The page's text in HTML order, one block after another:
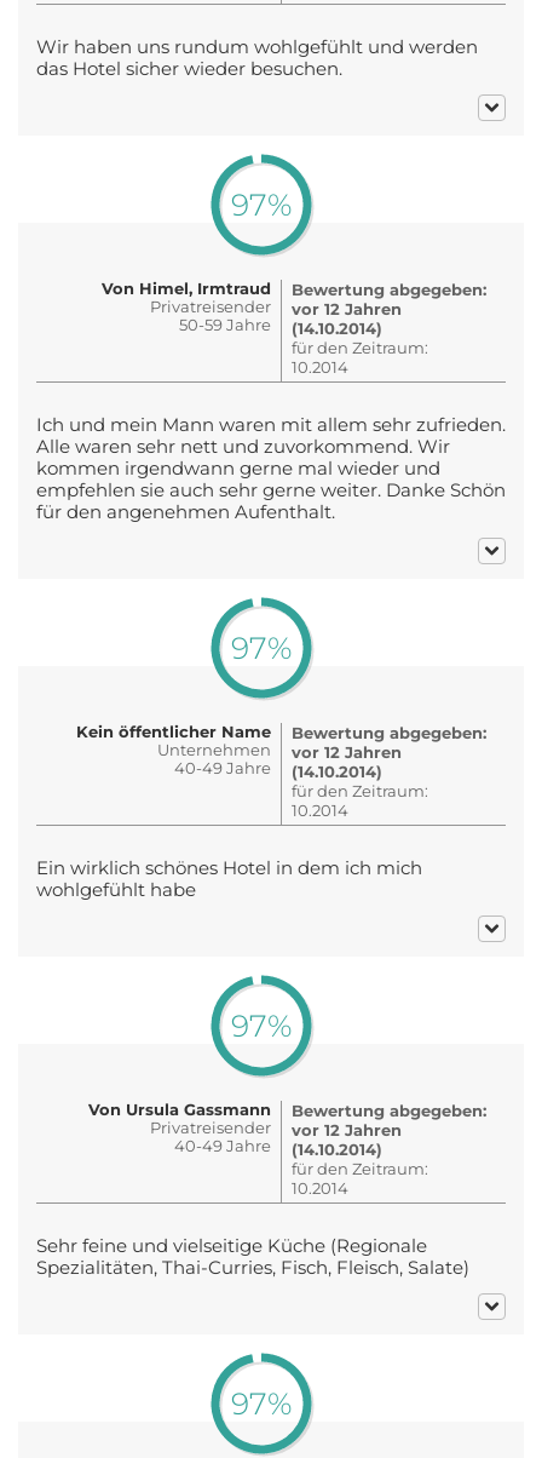
Wir haben uns rundum wohlgefühlt und werden
das Hotel sicher wieder besuchen.
97%
Von Himel, Irmtraud
Privatreisender
50-59 Jahre
Bewertung abgegeben:
vor 12 Jahren
(14.10.2014)
für den Zeitraum:
10.2014
Ich und mein Mann waren mit allem sehr zufrieden.
Alle waren sehr nett und zuvorkommend. Wir
kommen irgendwann gerne mal wieder und
empfehlen sie auch sehr gerne weiter. Danke Schön
für den angenehmen Aufenthalt.
97%
Kein öffentlicher Name
Unternehmen
40-49 Jahre
Bewertung abgegeben:
vor 12 Jahren
(14.10.2014)
für den Zeitraum:
10.2014
Ein wirklich schönes Hotel in dem ich mich
wohlgefühlt habe
97%
Von Ursula Gassmann
Privatreisender
40-49 Jahre
Bewertung abgegeben:
vor 12 Jahren
(14.10.2014)
für den Zeitraum:
10.2014
Sehr feine und vielseitige Küche (Regionale
Spezialitäten, Thai-Curries, Fisch, Fleisch, Salate)
97%